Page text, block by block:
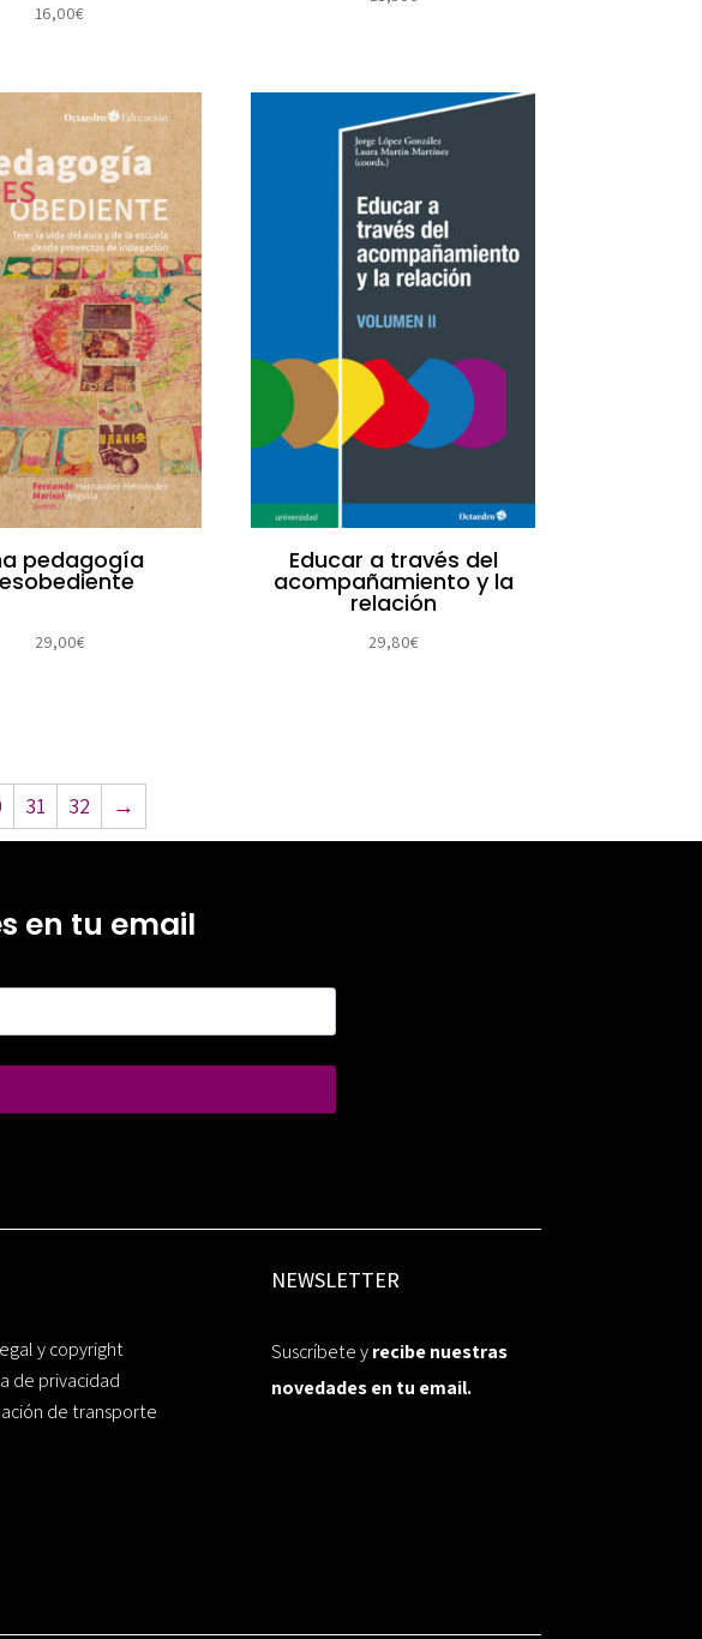
16,00€
pedagogía
29,00€
Educar a través del
acompañamiento y la
relación
29,80€
31 32 →
en tu email
y copyright
de privacidad
de transporte
NEWSLETTER
Suscríbete yrecibe nuestras
novedades en tu email.